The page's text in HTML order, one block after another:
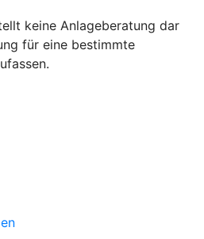
keine Anlageberatung dar
für eine bestimmte